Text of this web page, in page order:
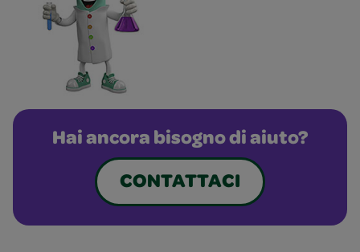
Hai ancora bisogno di aiuto?
CONTATTACI